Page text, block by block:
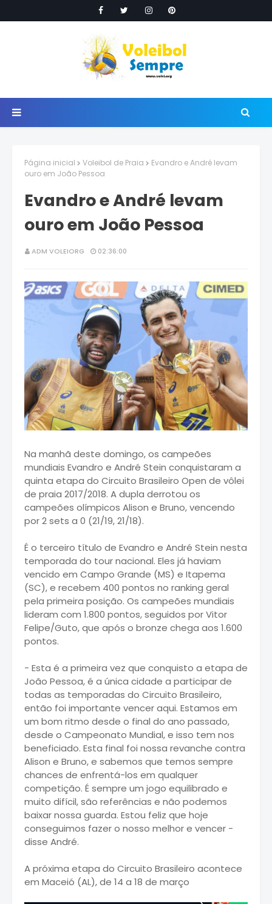
Página inicial Voleibol de Praia
Evandro e André levam
ouro em João Pessoa
Evandro e André levam
ouro em João Pessoa
ADM VOLEIORG 02:36:00
Na manhã deste domingo, os campeões
mundiais Evandro e André Stein conquistaram a
quinta etapa do Circuito Brasileiro Open de vôlei
de praia 2017/2018. A dupla derrotou os
campeões olímpicos Alison e Bruno, vencendo
por 2 sets a 0 (21/19, 21/18).
É o terceiro título de Evandro e André Stein nesta
temporada do tour nacional. Eles já haviam
vencido em Campo Grande (MS) e Itapema
(SC), e recebem 400 pontos no ranking geral
pela primeira posição. Os campeões mundiais
lideram com 1.800 pontos, seguidos por Vitor
Felipe/Guto, que após o bronze chega aos 1.600
pontos.
- Esta é a primeira vez que conquisto a etapa de
João Pessoa, é a única cidade a participar de
todas as temporadas do Circuito Brasileiro,
então foi importante vencer aqui. Estamos em
um bom ritmo desde o final do ano passado,
desde o Campeonato Mundial, e isso tem nos
beneficiado. Esta final foi nossa revanche contra
Alison e Bruno, e sabemos que temos sempre
chances de enfrentá-los em qualquer
competição. É sempre um jogo equilibrado e
muito difícil, são referências e não podemos
baixar nossa guarda. Estou feliz que hoje
conseguimos fazer o nosso melhor e vencer -
disse André.
A próxima etapa do Circuito Brasileiro acontece
em Maceió (AL), de 14 a 18 de março